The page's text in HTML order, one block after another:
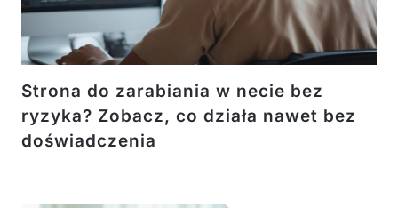
Strona do zarabiania w necie bez
ryzyka? Zobacz, co działa nawet bez
doświadczenia